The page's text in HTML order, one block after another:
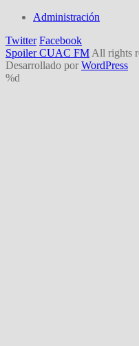
Administración
Twitter Facebook
Spoiler CUAC FM All rights
Desarrollado por WordPress
%d